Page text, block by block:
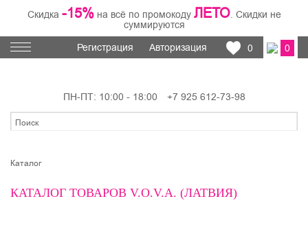
Скидка -15%на всё по промокоду ЛЕТО. Скидки не
суммируются
Регистрация
Авторизация 0 0
ПН-ПТ: 10:00 - 18:00 +7 925 612-73-98
Каталог
КАТАЛОГ ТОВАРОВ V.O.V.A. (ЛАТВИЯ)